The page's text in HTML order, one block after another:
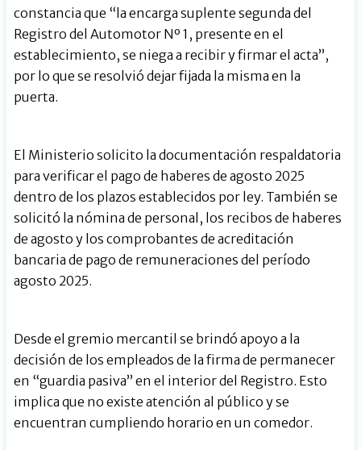
constancia que “la encarga suplente segunda del
Registro del Automotor Nº 1, presente en el
establecimiento, se niega a recibir y firmar el acta”,
por lo que se resolvió dejar fijada la misma en la
puerta.
El Ministerio solicito la documentación respaldatoria
para verificar el pago de haberes de agosto 2025
dentro de los plazos establecidos por ley. También se
solicitó la nómina de personal, los recibos de haberes
de agosto y los comprobantes de acreditación
bancaria de pago de remuneraciones del período
agosto 2025.
Desde el gremio mercantil se brindó apoyo a la
decisión de los empleados de la firma de permanecer
en “guardia pasiva” en el interior del Registro. Esto
implica que no existe atención al público y se
encuentran cumpliendo horario en un comedor.